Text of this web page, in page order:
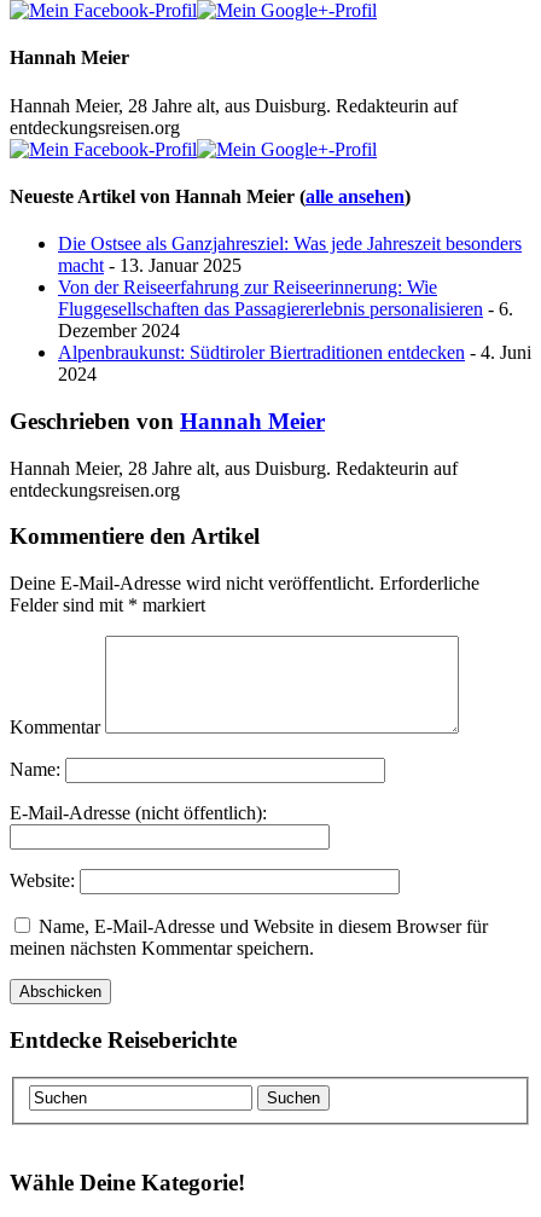
Hannah Meier
Hannah Meier, 28 Jahre alt, aus Duisburg. Redakteurin auf
entdeckungsreisen.org
Neueste Artikel von Hannah Meier (alle ansehen)
Die Ostsee als Ganzjahresziel: Was jede Jahreszeit besonders
macht - 13. Januar 2025
Von der Reiseerfahrung zur Reiseerinnerung: Wie
Fluggesellschaften das Passagiererlebnis personalisieren - 6.
Dezember 2024
Alpenbraukunst: Südtiroler Biertraditionen entdecken - 4. Juni
2024
Geschrieben von Hannah Meier
Hannah Meier, 28 Jahre alt, aus Duisburg. Redakteurin auf
entdeckungsreisen.org
Kommentiere den Artikel
Deine E-Mail-Adresse wird nicht veröffentlicht. Erforderliche
Felder sind mit * markiert
Kommentar
Name:
E-Mail-Adresse (nicht öffentlich):
Website:
Name, E-Mail-Adresse und Website in diesem Browser für
meinen nächsten Kommentar speichern.
Entdecke Reiseberichte
Wähle Deine Kategorie!